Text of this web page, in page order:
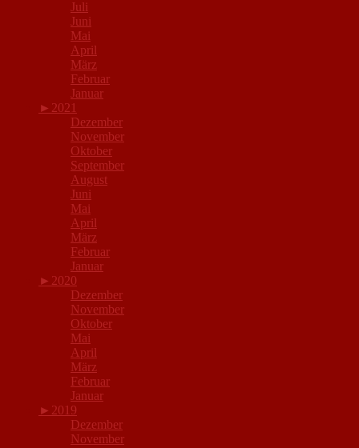
Juli
Juni
Mai
April
März
Februar
Januar
► 2021
Dezember
November
Oktober
September
August
Juni
Mai
April
März
Februar
Januar
► 2020
Dezember
November
Oktober
Mai
April
März
Februar
Januar
► 2019
Dezember
November